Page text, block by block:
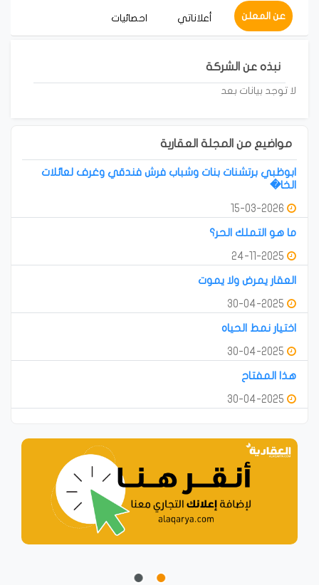
عن المعلن أعلاناتي احصائيات
نبذه عن الشركة
لا توجد بيانات بعد
مواضيع من المجلة العقارية
ابوظبي برتشنات بنات وشباب فرش فندقي وغرف لعائلات
الخا�
ما هو التملك الحر؟
العقار يمرض ولا يموت
اختيار نمط الحياه
هذا المفتاح